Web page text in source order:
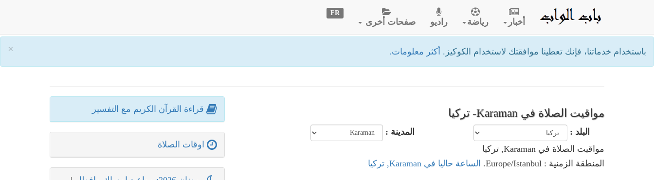
× باستخدام خدماتنا، فإنك تعطينا موافقتك لاستخدام الكوكيز. أكثر معلومات.
أخبار رياضة راديو صفحات أخرى
FR
مواقيت الصلاة في Karaman- تركيا
البلد :
المدينة :
مواقيت الصلاة في Karaman, تركيا
المنطقة الزمنية : Europe/Istanbul.
الساعة حاليا في Karaman, تركيا
قراءة القرآن الكريم مع التفسير
اوقات الصلاة